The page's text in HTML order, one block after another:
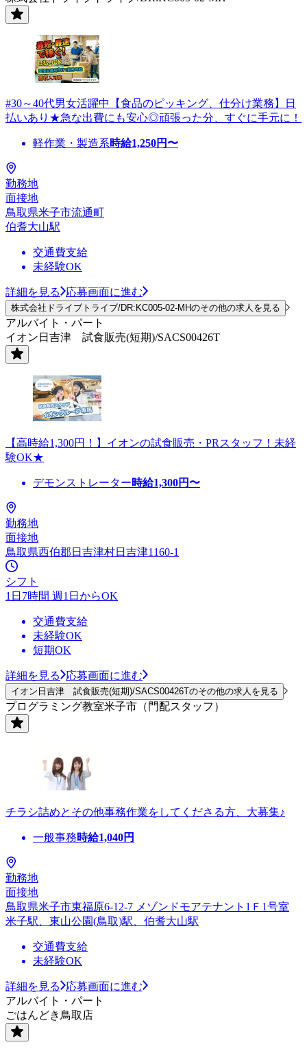
#30～40代男女活躍中【食品のピッキング、仕分け業務】日
払いあり★急な出費にも安心◎頑張った分、すぐに手元に！
軽作業・製造系時給1,250円〜
勤務地
面接地
鳥取県米子市流通町
伯耆大山駅
交通費支給
未経験OK
詳細を見る 応募画面に進む
株式会社ドライブトライブ/DR:KC005-02-MHのその他の求人を見る
アルバイト・パート
イオン日吉津 試食販売(短期)/SACS00426T
【高時給1,300円！】イオンの試食販売・PRスタッフ！未経
験OK★
デモンストレーター時給1,300円〜
勤務地
面接地
鳥取県西伯郡日吉津村日吉津1160-1
シフト
1日7時間 週1日からOK
交通費支給
未経験OK
短期OK
詳細を見る 応募画面に進む
イオン日吉津 試食販売(短期)/SACS00426Tのその他の求人を見る
プログラミング教室米子市（門配スタッフ）
チラシ詰めとその他事務作業をしてくださる方、大募集♪
一般事務時給1,040円
勤務地
面接地
鳥取県米子市東福原6-12-7 メゾンドモアテナント1Ｆ1号室
米子駅、東山公園(鳥取)駅、伯耆大山駅
交通費支給
未経験OK
詳細を見る
応募画面に進む
アルバイト・パート
ごはんどき鳥取店